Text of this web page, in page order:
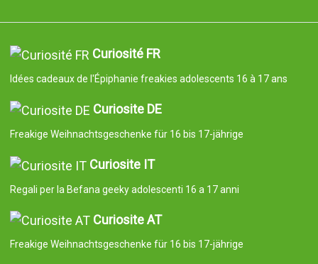
Curiosité FR
Idées cadeaux de l'Épiphanie freakies adolescents 16 à 17 ans
Curiosite DE
Freakige Weihnachtsgeschenke für 16 bis 17-jährige
Curiosite IT
Regali per la Befana geeky adolescenti 16 a 17 anni
Curiosite AT
Freakige Weihnachtsgeschenke für 16 bis 17-jährige